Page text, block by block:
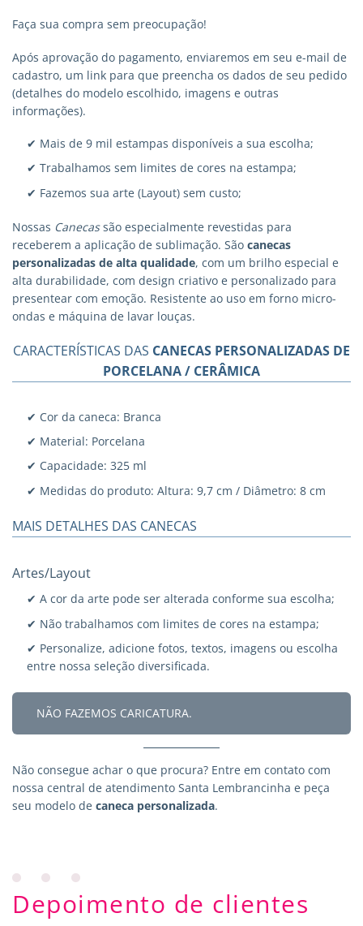
Faça sua compra sem preocupação!
Após aprovação do pagamento, enviaremos em seu e-mail de
cadastro, um link para que preencha os dados de seu pedido
(detalhes do modelo escolhido, imagens e outras
informações).
✔ Mais de 9 mil estampas disponíveis a sua escolha;
✔ Trabalhamos sem limites de cores na estampa;
✔ Fazemos sua arte (Layout) sem custo;
Nossas Canecassão especialmente revestidas para
receberem a aplicação de sublimação. São canecas
personalizadas de alta qualidade, com um brilho especial e
alta durabilidade, com design criativo e personalizado para
presentear com emoção. Resistente ao uso em forno micro-
ondas e máquina de lavar louças.
CARACTERÍSTICAS DAS CANECAS PERSONALIZADAS DE
PORCELANA / CERÂMICA
✔ Cor da caneca: Branca
✔ Material: Porcelana
✔ Capacidade: 325 ml
✔ Medidas do produto: Altura: 9,7 cm / Diâmetro: 8 cm
MAIS DETALHES DAS CANECAS
Artes/Layout
✔ A cor da arte pode ser alterada conforme sua escolha;
✔ Não trabalhamos com limites de cores na estampa;
✔ Personalize, adicione fotos, textos, imagens ou escolha
entre nossa seleção diversificada.
NÃO FAZEMOS CARICATURA.
Não consegue achar o que procura? Entre em contato com
nossa central de atendimento Santa Lembrancinha e peça
seu modelo de caneca personalizada.
Depoimento de clientes